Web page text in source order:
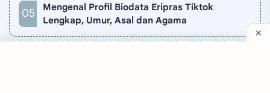
Mengenal Profil Biodata Eripras Tiktok
Lengkap, Umur, Asal dan Agama